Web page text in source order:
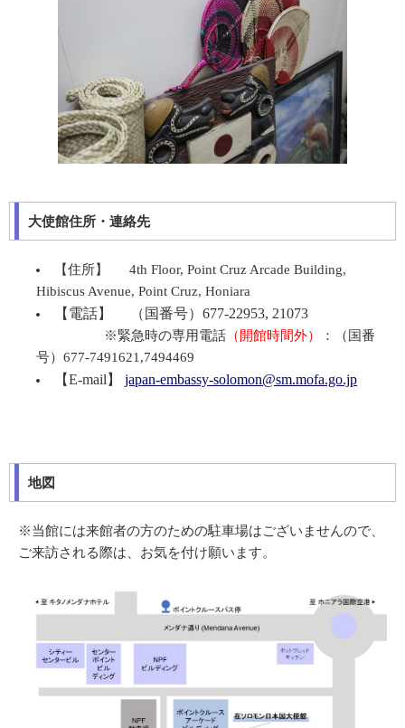
大使館住所・連絡先
【住所】 4th Floor, Point Cruz Arcade Building,
Hibiscus Avenue, Point Cruz, Honiara
【電話】 （国番号）677-22953, 21073
※緊急時の専用電話 （開館時間外）
：（国番
号）677-7491621,7494469
【E-mail】japan-embassy-solomon@sm.mofa.go.jp
地図
※当館には来館者の方のための駐車場はございませんので、
ご来訪される際は、お気を付け願います。